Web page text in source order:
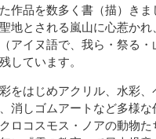
作品を数多く書（描）きま
地とされる嵐山に心惹かれ
アイヌ語で、我ら・祭る・
しています。
をはじめアクリル、水彩、
消しゴムアートなど多様
ロコスモス・ノアの動物